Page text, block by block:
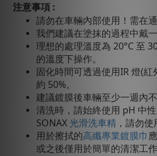
注意事項 :
請勿在車輛內部使用！需在
我們建議在塗抹的過程中戴一
理想的處理溫度為 20°C 至
的溫度下操作。
固化時間可透過使用IR 燈(
約 50%。
建議鍍膜後車輛至少一週內不
清洗時，請始終使用 pH 中
SONAX 光滑洗車精 ，請勿使
用於擦拭的高纖專業鍍膜巾
或之後僅用於簡單的清潔工作